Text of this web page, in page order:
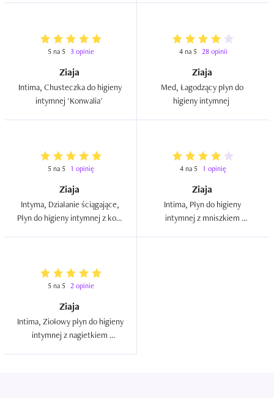
5 na 5 3 opinie
Ziaja
Intima, Chusteczka do higieny
4 na 5 28 opinii
Ziaja
Med, Łagodzący płyn do
5 na 5 1 opinię
Ziaja
Intyma, Działanie ściągające,
Płyn do higieny intymnej z korą
4 na 5 1 opinię
Ziaja
Intima, Płyn do higieny
intymnej z mniszkiem
5 na 5 2 opinie
Ziaja
Intima, Ziołowy płyn do higieny
intymnej z nagietkiem